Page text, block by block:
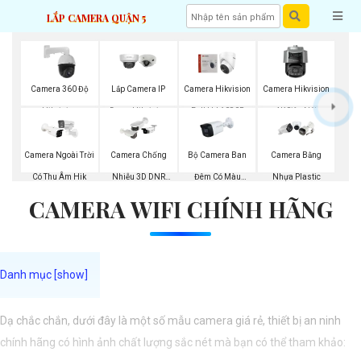
LẮP CAMERA QUẬN 5
Camera 360 Độ
Hikvision
Lắp Camera IP
Dome Hikvision
Camera Hikvision
Full Hd 1080P
Camera Hikvision
4K Siêu Nét
Camera Ngoài Trời
Có Thu Âm Hik
Camera Chống
Nhiễu 3D DNR
Bộ Camera Ban
Đêm Có Màu
Kbvision
Camera Bằng
Nhựa Plastic
CAMERA WIFI CHÍNH HÃNG
Dạ chắc chắn, dưới đây là một số mẫu camera giá rẻ, thiết bị an ninh
chính hãng có hình ảnh chất lượng sắc nét mà bạn có thể tham khảo: